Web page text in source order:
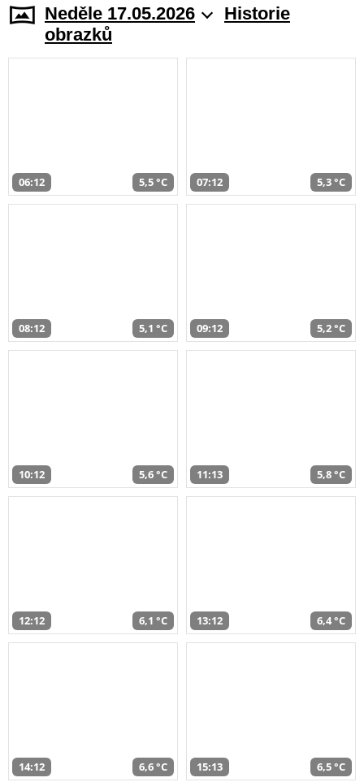
Neděle 17.05.2026
Historie
obrazků
06:12 5,5 °C 07:12 5,3 °C
08:12 5,1 °C 09:12 5,2 °C
10:12 5,6 °C 11:13 5,8 °C
12:12 6,1 °C 13:12 6,4 °C
14:12 6,6 °C 15:13 6,5 °C